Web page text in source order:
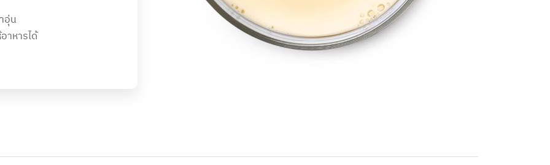
อุ่น
าหารได้